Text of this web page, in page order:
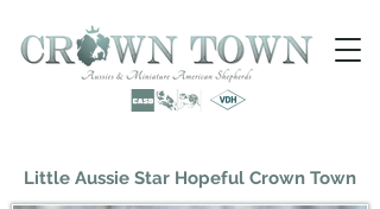
Little Aussie Star Hopeful Crown Town